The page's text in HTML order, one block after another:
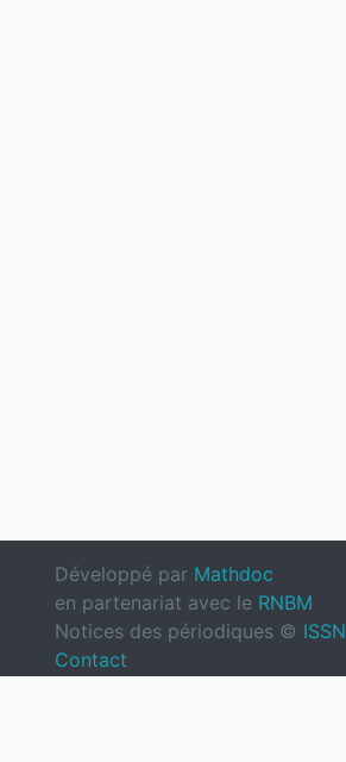
Développé par Mathdoc
en partenariat avec le RNBM
Notices des périodiques © ISSN
Contact